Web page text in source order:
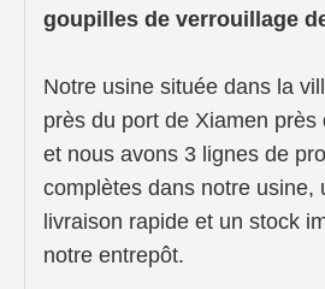
goupilles de verrouillage
Notre usine située dans la
près du port de Xiamen près
et nous avons 3 lignes de
complètes dans notre usine,
livraison rapide et un stock
notre entrepôt.